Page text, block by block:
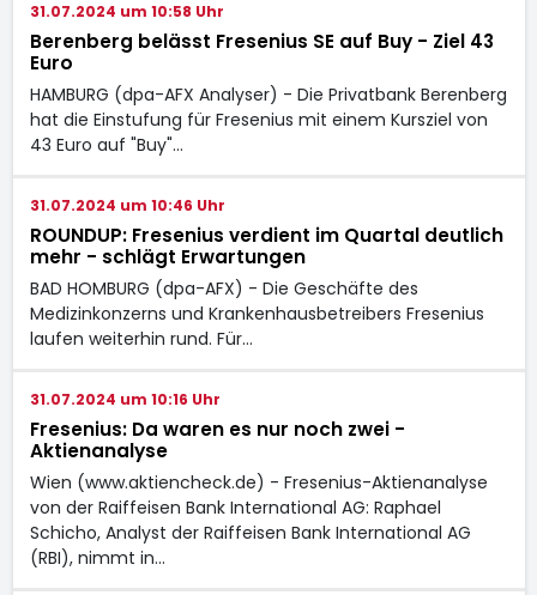
31.07.2024 um 10:58 Uhr
Berenberg belässt Fresenius SE auf Buy - Ziel 43
Euro
HAMBURG (dpa-AFX Analyser) - Die Privatbank Berenberg
hat die Einstufung für Fresenius mit einem Kursziel von
43 Euro auf "Buy"…
31.07.2024 um 10:46 Uhr
ROUNDUP: Fresenius verdient im Quartal deutlich
mehr - schlägt Erwartungen
BAD HOMBURG (dpa-AFX) - Die Geschäfte des
Medizinkonzerns und Krankenhausbetreibers Fresenius
laufen weiterhin rund. Für…
31.07.2024 um 10:16 Uhr
Fresenius: Da waren es nur noch zwei -
Aktienanalyse
Wien (www.aktiencheck.de) - Fresenius-Aktienanalyse
von der Raiffeisen Bank International AG: Raphael
Schicho, Analyst der Raiffeisen Bank International AG
(RBI), nimmt in…